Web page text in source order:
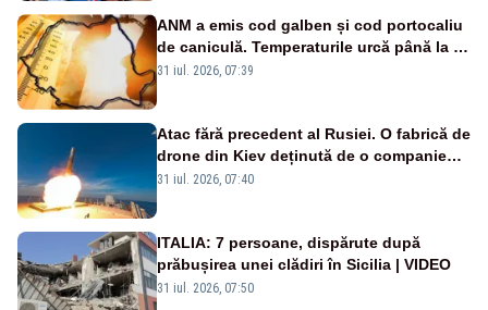
ANM a emis cod galben și cod portocaliu
de caniculă. Temperaturile urcă până la 38
de grade, iar nopțile devin tropicale
31 iul. 2026, 07:39
Atac fără precedent al Rusiei. O fabrică de
drone din Kiev deținută de o companie
americană, distrusă de o rachetă
31 iul. 2026, 07:40
ITALIA: 7 persoane, dispărute după
prăbușirea unei clădiri în Sicilia | VIDEO
31 iul. 2026, 07:50